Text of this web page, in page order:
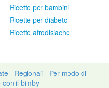
Ricette per bambini
Ricette per diabetci
Ricette afrodisiache
- Regionali - Per modo di
con il bimby